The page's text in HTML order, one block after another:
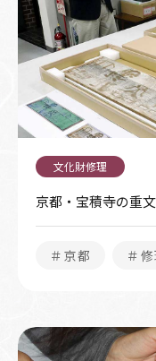
京都・宝積寺の重
＃京都 ＃